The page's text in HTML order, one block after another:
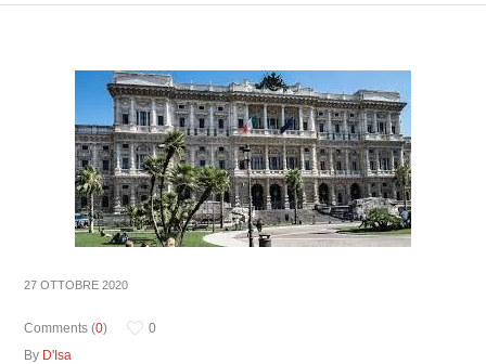
27 OTTOBRE 2020
Comments (0)
0
By D'Isa